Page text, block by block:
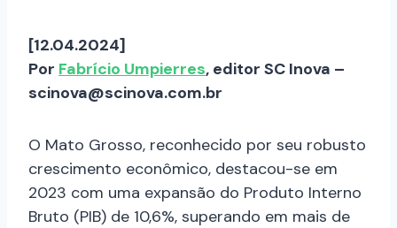
[12.04.2024]
Por Fabrício Umpierres, editor SC Inova –
scinova@scinova.com.br
O Mato Grosso, reconhecido por seu robusto
crescimento econômico, destacou-se em
2023 com uma expansão do Produto Interno
Bruto (PIB) de 10,6%, superando em mais de